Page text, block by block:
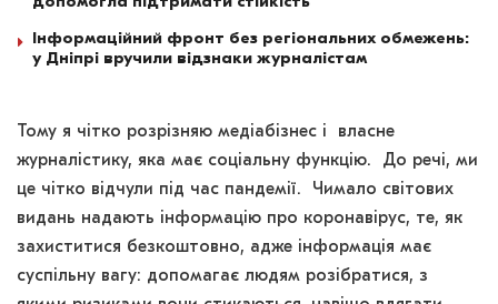
Інформаційний фронт без регіональних обмежень:
у Дніпрі вручили відзнаки журналістам
Тому я чітко розрізняю медіабізнес і власне
журналістику, яка має соціальну функцію. До речі, ми
це чітко відчули під час пандемії. Чимало світових
видань надають інформацію про коронавірус, те, як
захиститися безкоштовно, адже інформація має
суспільну вагу: допомагає людям розібратися, з